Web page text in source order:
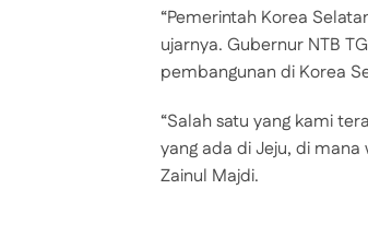
“Pemerintah Korea
ujarnya. Gubernur NTB
pembangunan di Korea
“Salah satu yang kami
yang ada di Jeju, di
Zainul Majdi.